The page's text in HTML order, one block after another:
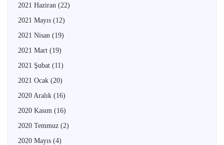
2021 Haziran (22)
2021 Mayıs (12)
2021 Nisan (19)
2021 Mart (19)
2021 Şubat (11)
2021 Ocak (20)
2020 Aralık (16)
2020 Kasım (16)
2020 Temmuz (2)
2020 Mayıs (4)